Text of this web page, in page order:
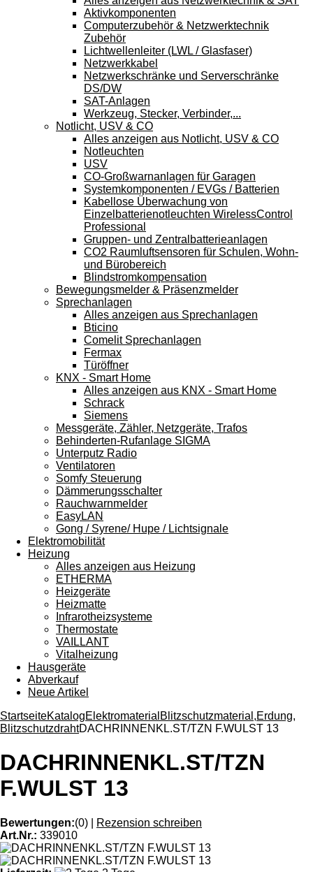
Aktivkomponenten
Computerzubehör & Netzwerktechnik
Zubehör
Lichtwellenleiter (LWL / Glasfaser)
Netzwerkkabel
Netzwerkschränke und Serverschränke
DS/DW
SAT-Anlagen
Werkzeug, Stecker, Verbinder,...
Notlicht, USV & CO
Alles anzeigen aus Notlicht, USV & CO
Notleuchten
USV
CO-Großwarnanlagen für Garagen
Systemkomponenten / EVGs / Batterien
Kabellose Überwachung von
Einzelbatterienotleuchten WirelessControl
Professional
Gruppen- und Zentralbatterieanlagen
CO2 Raumluftsensoren für Schulen, Wohn-
und Bürobereich
Blindstromkompensation
Bewegungsmelder & Präsenzmelder
Sprechanlagen
Alles anzeigen aus Sprechanlagen
Bticino
Comelit Sprechanlagen
Fermax
Türöffner
KNX - Smart Home
Alles anzeigen aus KNX - Smart Home
Schrack
Siemens
Messgeräte, Zähler, Netzgeräte, Trafos
Behinderten-Rufanlage SIGMA
Unterputz Radio
Ventilatoren
Somfy Steuerung
Dämmerungsschalter
Rauchwarnmelder
EasyLAN
Gong / Syrene/ Hupe / Lichtsignale
Elektromobilität
Heizung
Alles anzeigen aus Heizung
ETHERMA
Heizgeräte
Heizmatte
Infrarotheizsysteme
Thermostate
VAILLANT
Vitalheizung
Hausgeräte
Abverkauf
Neue Artikel
StartseiteKatalogElektromaterial Blitzschutzmaterial,Erdung,
BlitzschutzdrahtDACHRINNENKL.ST/TZN F.WULST 13
DACHRINNENKL.ST/TZN
F.WULST 13
Bewertungen:(0)
Rezension schreiben
Art.Nr.: 339010